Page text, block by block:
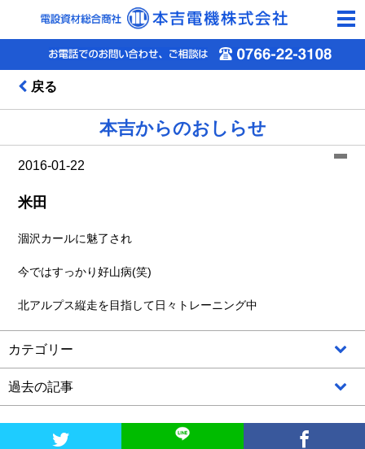
戻る
本吉からのおしらせ
2016-01-22
米田
涸沢カールに魅了され
今ではすっかり好山病(笑)
北アルプス縦走を目指して日々トレーニング中
カテゴリー
過去の記事
 